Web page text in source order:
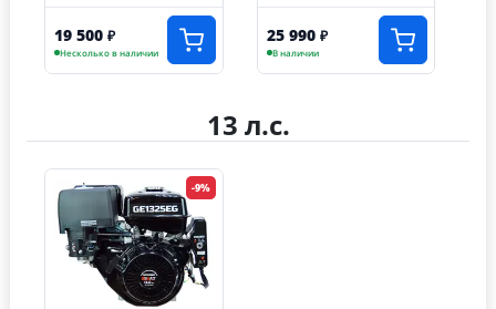
19 500 ₽
Несколько в наличии
25 990 ₽
В наличии
13 л.с.
-9%